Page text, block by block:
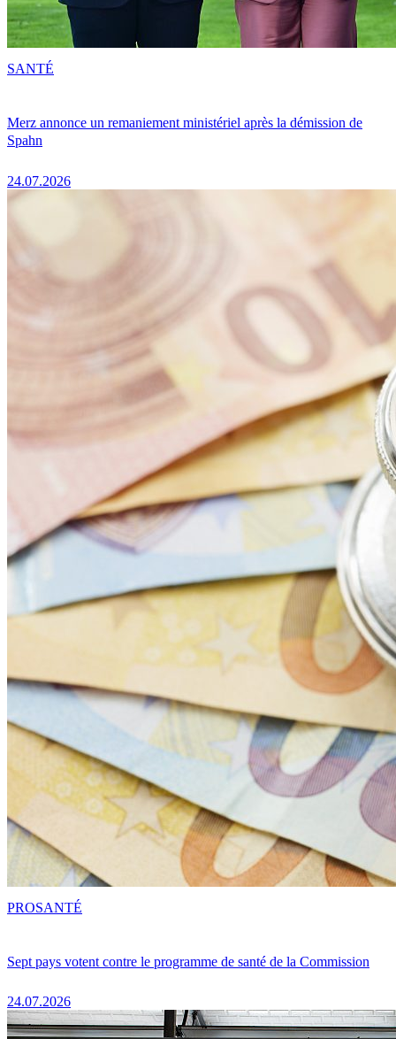
Merz annonce un remaniement ministériel après la démission de
Spahn
24.07.2026
SANTÉ
Sept pays votent contre le programme de santé de la Commission
24.07.2026
PROSANTÉ